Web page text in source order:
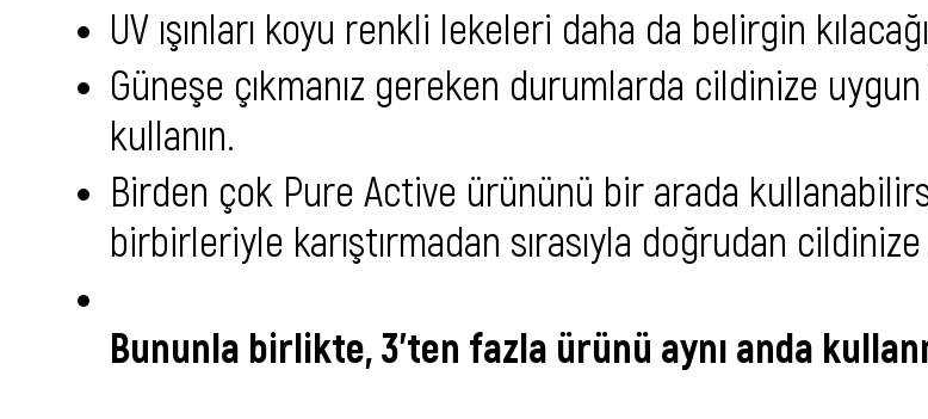
UV ışınları koyu renkli lekeleri daha da belirgin
Güneşe çıkmanız gereken durumlarda cildinize
kullanın.
Birden çok Pure Active ürününü bir arada
birbirleriyle karıştırmadan sırasıyla doğrudan cildinize
Bununla birlikte, 3'ten fazla ürünü aynı anda